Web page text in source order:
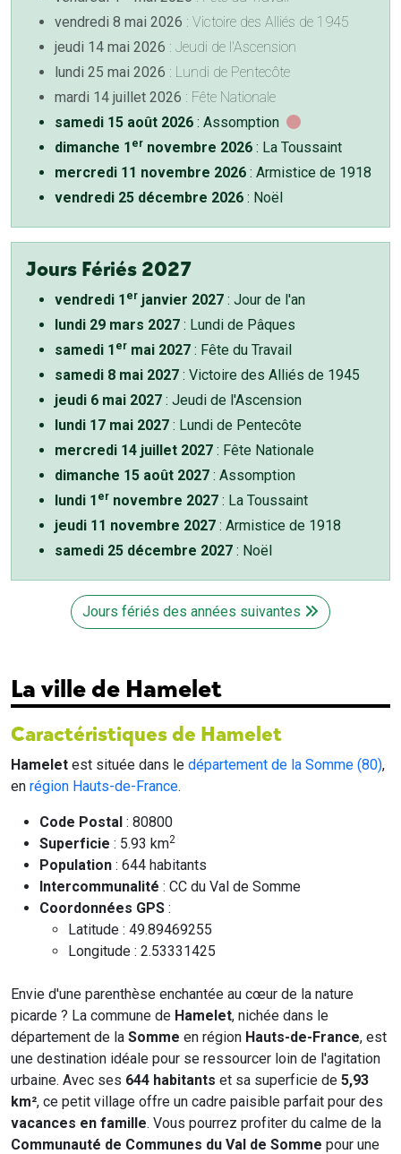
vendredi 8 mai 2026 : Victoire des Alliés de 1945
jeudi 14 mai 2026 : Jeudi de l'Ascension
lundi 25 mai 2026 : Lundi de Pentecôte
mardi 14 juillet 2026 : Fête Nationale
samedi 15 août 2026 : Assomption
dimanche 1 er novembre 2026 : La Toussaint
mercredi 11 novembre 2026 : Armistice de 1918
vendredi 25 décembre 2026 : Noël
Jours Fériés 2027
vendredi 1 er janvier 2027 : Jour de l'an
lundi 29 mars 2027 : Lundi de Pâques
samedi 1 er mai 2027 : Fête du Travail
samedi 8 mai 2027 : Victoire des Alliés de 1945
jeudi 6 mai 2027 : Jeudi de l'Ascension
lundi 17 mai 2027 : Lundi de Pentecôte
mercredi 14 juillet 2027 : Fête Nationale
dimanche 15 août 2027 : Assomption
lundi 1 er novembre 2027 : La Toussaint
jeudi 11 novembre 2027 : Armistice de 1918
samedi 25 décembre 2027 : Noël
Jours fériés des années suivantes
La ville de Hamelet
Caractéristiques de Hamelet
Hamelet est située dans le département de la Somme (80),
en région Hauts-de-France.
Code Postal : 80800
Superficie : 5.93 km2
Population : 644 habitants
Intercommunalité : CC du Val de Somme
Coordonnées GPS :
Latitude : 49.89469255
Longitude : 2.53331425
Envie d'une parenthèse enchantée au cœur de la nature
picarde ? La commune de Hamelet, nichée dans le
département de la Somme en région Hauts-de-France, est
une destination idéale pour se ressourcer loin de l'agitation
urbaine. Avec ses 644 habitants et sa superficie de 5,93
km², ce petit village offre un cadre paisible parfait pour des
vacances en famille. Vous pourrez profiter du calme de la
Communauté de Communes du Val de Somme pour une